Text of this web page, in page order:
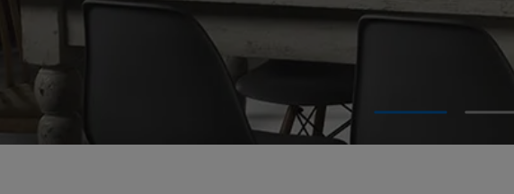
1 2